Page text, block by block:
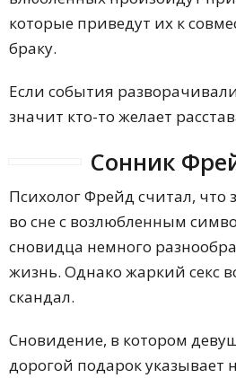
которые приведут их к
браку.
Если события
значит кто-то желает
Сонник
Психолог Фрейд считал, что
во сне с возлюбленным
сновидца немного
жизнь. Однако жаркий секс
скандал.
Сновидение, в котором
дорогой подарок указывает